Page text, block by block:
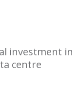
investment in
centre